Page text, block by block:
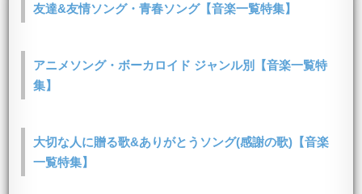
友達&友情ソング・青春ソング【音楽一覧特集】
アニメソング・ボーカロイド ジャンル別【音楽一覧特
集】
大切な人に贈る歌&ありがとうソング(感謝の歌)【音楽
一覧特集】